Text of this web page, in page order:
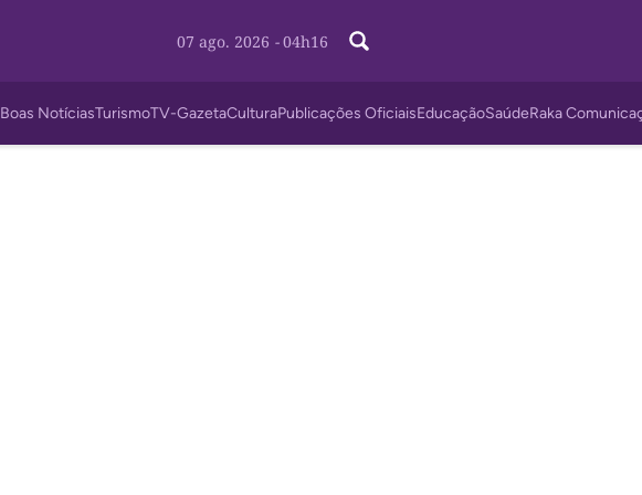
07 ago. 2026 - 04h16
Boas NotíciasTurismoTV-GazetaCulturaPublicações OficiaisEducaçãoSaúdeRaka